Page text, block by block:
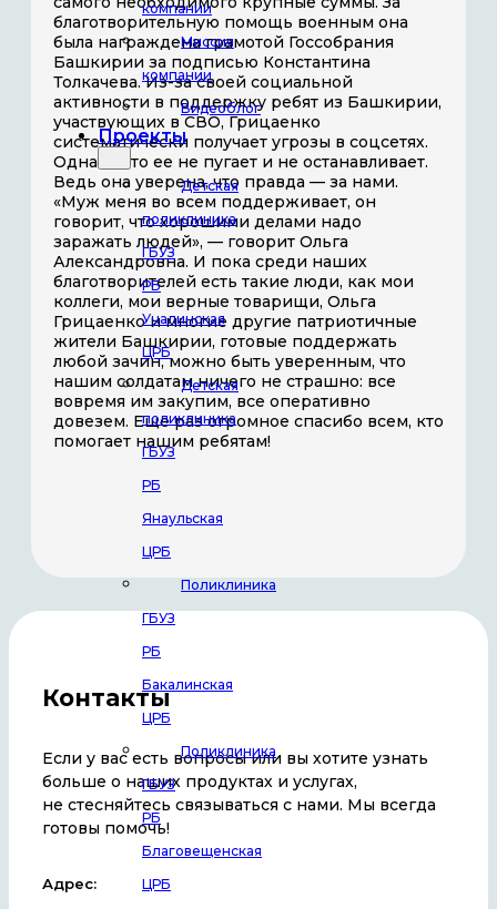
компании
Миссия
компании
Видеоблог
Проекты
Детская
поликлиника
ГБУЗ
РБ
Учалинская
ЦРБ
Детская
поликлиника
ГБУЗ
РБ
Янаульская
ЦРБ
Поликлиника
ГБУЗ
РБ
Бакалинская
ЦРБ
Поликлиника
ГБУЗ
РБ
Благовещенская
ЦРБ
благотворительную помощь военным она
была награждена грамотой Госсобрания
Башкирии за подписью Константина
Толкачева. Из-за своей социальной
активности в поддержку ребят из Башкирии,
участвующих в СВО, Грицаенко
систематически получает угрозы в соцсетях.
Однако это ее не пугает и не останавливает.
Ведь она уверена, что правда — за нами.
«Муж меня во всем поддерживает, он
говорит, что хорошими делами надо
заражать людей», — говорит Ольга
Александровна. И пока среди наших
благотворителей есть такие люди, как мои
коллеги, мои верные товарищи, Ольга
Грицаенко и многие другие патриотичные
жители Башкирии, готовые поддержать
любой зачин, можно быть уверенным, что
нашим солдатам ничего не страшно: все
вовремя им закупим, все оперативно
довезем. Еще раз огромное спасибо всем, кто
помогает нашим ребятам!
Контакты
Если у вас есть вопросы или вы хотите узнать
больше о наших продуктах и услугах,
не стесняйтесь связываться с нами. Мы всегда
готовы помочь!
Адрес: